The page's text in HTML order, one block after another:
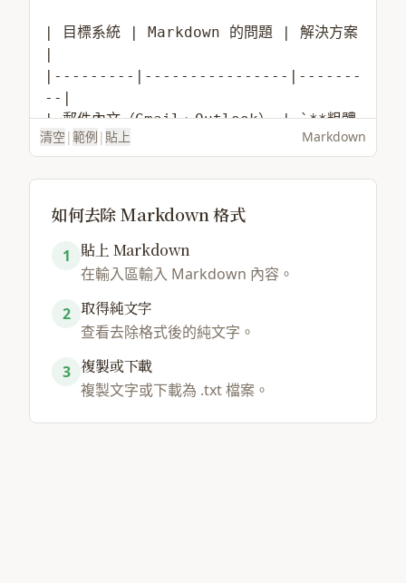
載入範例 選擇檔案
清空 |範例 | 貼上 Markdown
如何去除 Markdown 格式
1 貼上 Markdown
在輸入區輸入 Markdown 內容。
2 取得純文字
查看去除格式後的純文字。
3 複製或下載
複製文字或下載為 .txt 檔案。